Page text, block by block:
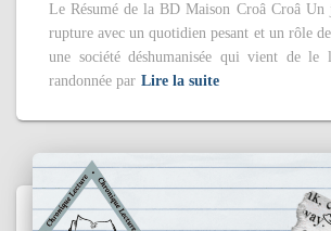
Le Résumé de la BD Maison Croâ Croâ Un
rupture avec un quotidien pesant et un rôle
une société déshumanisée qui vient de le
randonnée par Lire la suite